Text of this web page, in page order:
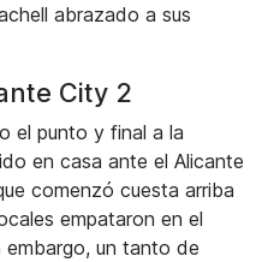
abrazado a sus
City 2
el punto y final a la
en casa ante el Alicante
comenzó cuesta arriba
empataron en el
un tanto de